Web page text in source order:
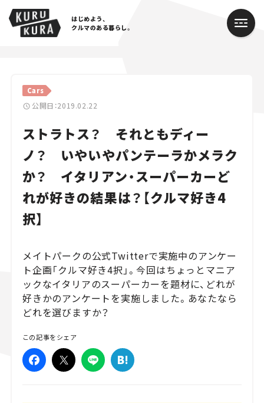
はじめよう、
クルマのある暮らし。
Cars
公開日：2019.02.22
ストラトス？ それともディー
ノ？ いやいやパンテーラかメラク
か？ イタリアン・スーパーカーど
れが好きの結果は？【クルマ好き4
択】
メイトパークの公式Twitterで実施中のアンケー
ト企画「クルマ好き4択」。今回はちょっとマニア
ックなイタリアのスーパーカーを題材に、どれが
好きかのアンケートを実施しました。あなたなら
どれを選びますか？
この記事をシェア
Cars
Lifestyle
Traffic
Special
Series
人気のハッシュタグ
スズキ ジムニー｜Suzuki Jimny
スズキ｜Suzuki
マツダ｜Mazda
マツダ ロードスター｜Mazda Roadster